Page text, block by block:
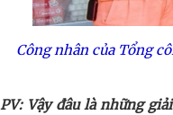
Công nhân của Tổng
PV: Vậy đâu là những